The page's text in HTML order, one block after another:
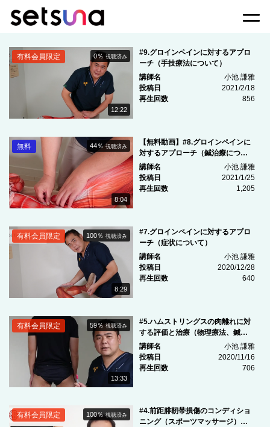
12:22
0％視聴済み
有料会員限定
#9.グロインペインに対するアプロ
ーチ（手技療法について）
講師名
小池 謙雅
投稿日
2021/2/18
再生回数
856
8:04
44％視聴済み
無料
【無料動画】#8.グロインペインに
対するアプローチ（鍼治療につい
て）
講師名
小池 謙雅
投稿日
2021/1/25
再生回数
1,205
8:29
100％視聴済み
有料会員限定
#7.グロインペインに対するアプロ
ーチ（症状について）
講師名
小池 謙雅
投稿日
2020/12/28
再生回数
640
13:33
59％視聴済み
有料会員限定
#5.ハムストリングスの肉離れに対
する評価と治療（物理療法、鍼治
療）
講師名
小池 謙雅
投稿日
2020/11/16
再生回数
706
100％視聴済み
有料会員限定
#4.前距腓靭帯損傷のコンディショ
ニング（スポーツマッサージ）特